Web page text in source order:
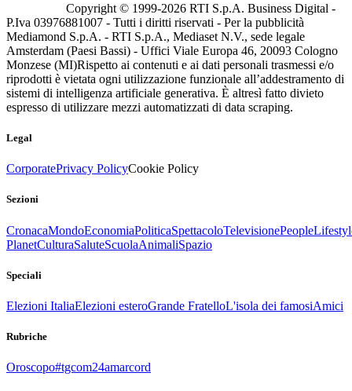
Copyright © 1999-2026 RTI S.p.A. Business Digital -
P.Iva 03976881007 - Tutti i diritti riservati - Per la pubblicità
Mediamond S.p.A. - RTI S.p.A., Mediaset N.V., sede legale
Amsterdam (Paesi Bassi) - Uffici Viale Europa 46, 20093 Cologno
Monzese (MI)Rispetto ai contenuti e ai dati personali trasmessi e/o
riprodotti è vietata ogni utilizzazione funzionale all’addestramento di
sistemi di intelligenza artificiale generativa. È altresì fatto divieto
espresso di utilizzare mezzi automatizzati di data scraping.
Legal
CorporatePrivacy PolicyCookie Policy
Sezioni
CronacaMondoEconomiaPoliticaSpettacoloTelevisionePeople
PlanetCulturaSaluteScuolaAnimaliSpazio
Speciali
Elezioni ItaliaElezioni esteroGrande FratelloL'isola dei famosiAmici
Rubriche
Oroscopo#tgcom24amarcord